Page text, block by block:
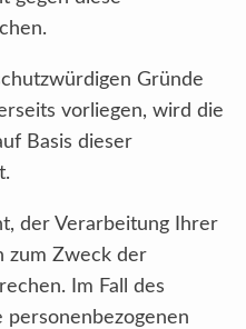
Gründe
vorliegen, wird die
Basis dieser
der Verarbeitung Ihrer
zum Zweck der
Im Fall des